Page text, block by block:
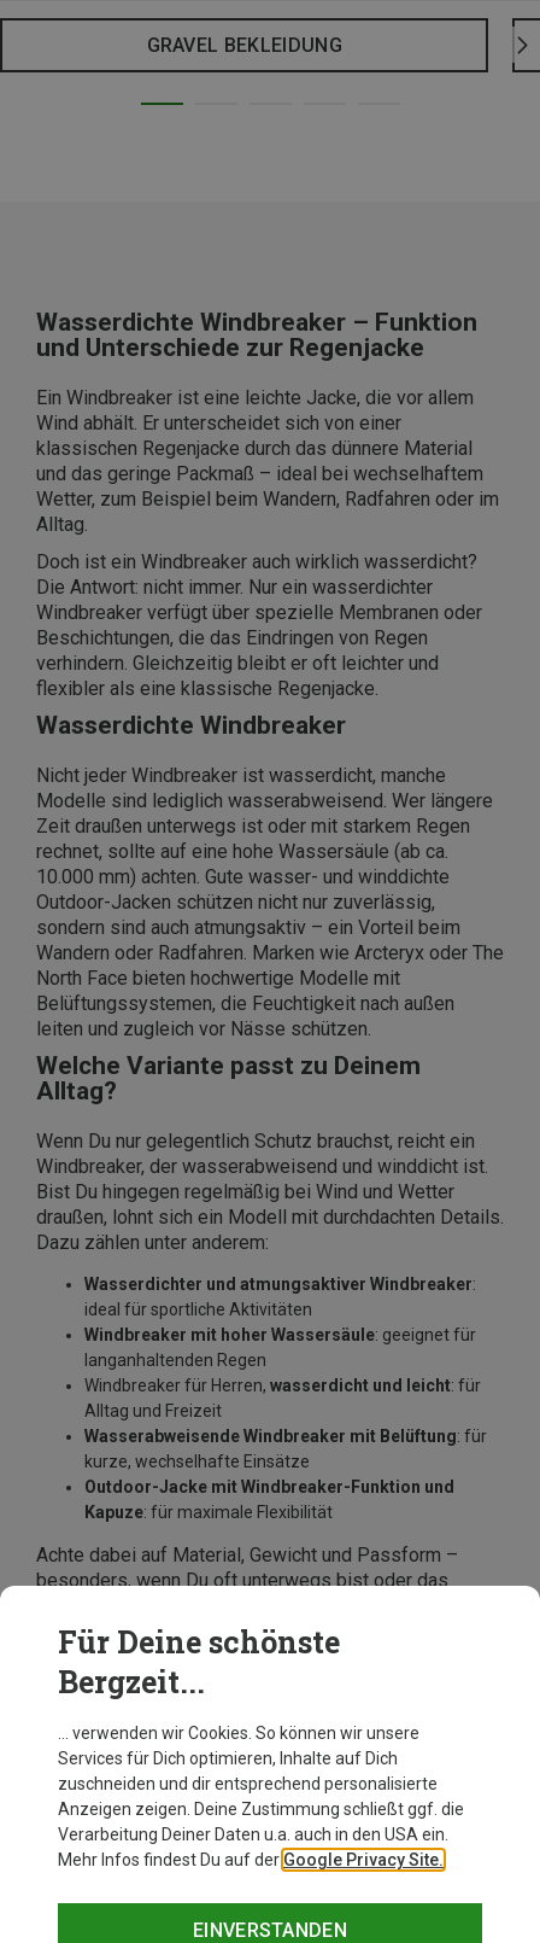
GRAVEL BEKLEIDUNG
Wasserdichte Windbreaker – Funktion
und Unterschiede zur Regenjacke
Ein Windbreaker ist eine leichte Jacke, die vor allem
Wind abhält. Er unterscheidet sich von einer
klassischen Regenjacke durch das dünnere Material
und das geringe Packmaß – ideal bei wechselhaftem
Wetter, zum Beispiel beim Wandern, Radfahren oder im
Alltag.
Doch ist ein Windbreaker auch wirklich wasserdicht?
Die Antwort: nicht immer. Nur ein wasserdichter
Windbreaker verfügt über spezielle Membranen oder
Beschichtungen, die das Eindringen von Regen
verhindern. Gleichzeitig bleibt er oft leichter und
flexibler als eine klassische Regenjacke.
Wasserdichte Windbreaker
Nicht jeder Windbreaker ist wasserdicht, manche
Modelle sind lediglich wasserabweisend. Wer längere
Zeit draußen unterwegs ist oder mit starkem Regen
rechnet, sollte auf eine hohe Wassersäule (ab ca.
10.000 mm) achten. Gute wasser- und winddichte
Outdoor-Jacken schützen nicht nur zuverlässig,
sondern sind auch atmungsaktiv – ein Vorteil beim
Wandern oder Radfahren. Marken wie Arcteryx oder The
North Face bieten hochwertige Modelle mit
Belüftungssystemen, die Feuchtigkeit nach außen
leiten und zugleich vor Nässe schützen.
Welche Variante passt zu Deinem
Alltag?
Wenn Du nur gelegentlich Schutz brauchst, reicht ein
Windbreaker, der wasserabweisend und winddicht ist.
Bist Du hingegen regelmäßig bei Wind und Wetter
draußen, lohnt sich ein Modell mit durchdachten Details.
Dazu zählen unter anderem:
Wasserdichter und atmungsaktiver Windbreaker:
ideal für sportliche Aktivitäten
Windbreaker mit hoher Wassersäule: geeignet für
langanhaltenden Regen
Windbreaker für Herren, wasserdicht und leicht: für
Alltag und Freizeit
Wasserabweisende Windbreaker mit Belüftung: für
kurze, wechselhafte Einsätze
Outdoor-Jacke mit Windbreaker-Funktion und
Kapuze: für maximale Flexibilität
Achte dabei auf Material, Gewicht und Passform –
besonders, wenn Du oft unterwegs bist oder das
einem neuen Windbreaker? Dann schau Dich im Online-
Shop von Bergzeit um! Unter vielen Modellen
namhafter Hersteller ist sicher auch für Dich der
passende Windbreaker dabei.
Für Deine schönste
Bergzeit...
… verwenden wir Cookies. So können wir unsere
Services für Dich optimieren, Inhalte auf Dich
zuschneiden und dir entsprechend personalisierte
Anzeigen zeigen. Deine Zustimmung schließt ggf. die
Verarbeitung Deiner Daten u.a. auch in den USA ein.
Mehr Infos findest Du auf der Google Privacy Site.
EINVERSTANDEN